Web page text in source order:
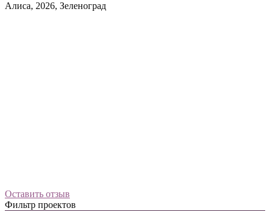
Алиса, 2026, Зеленоград
Оставить отзыв
Фильтр проектов